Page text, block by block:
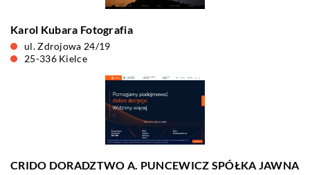
Karol Kubara Fotografia
ul. Zdrojowa 24/19
25-336 Kielce
CRIDO DORADZTWO A. PUNCEWICZ SPÓŁKA JAWNA